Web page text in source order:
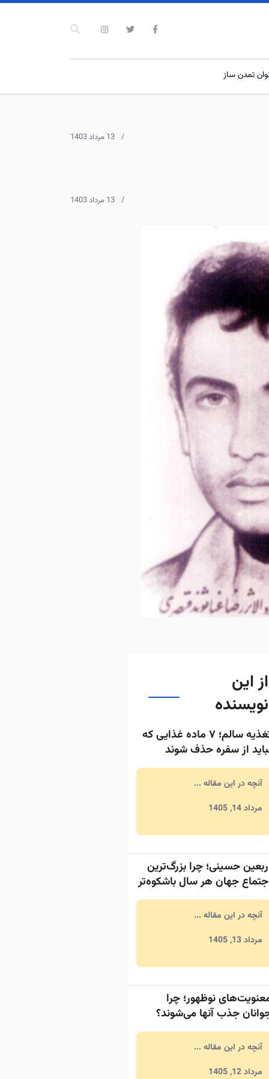
تمدن ساز
13 مرداد 1403
13 مرداد 1403
از این
نویسنده
تغذیه سالم؛ ۷ ماده غذایی که
از سفره حذف شوند
آنچه در این مقاله ...
مرداد 14, 1405
حسینی؛ چرا بزرگ‌ترین
جهان هر سال باشکوه‌تر
آنچه در این مقاله ...
مرداد 13, 1405
نوظهور؛ چرا
جذب آنها می‌شوند؟
آنچه در این مقاله ...
مرداد 12, 1405